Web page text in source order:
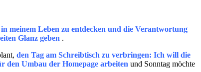
in meinem Leben zu entdecken und die Verantwortung
Glanz geben .
den Tag am Schreibtisch zu verbringen: Ich will die
den Umbau der Homepage arbeiten und Sonntag möchte